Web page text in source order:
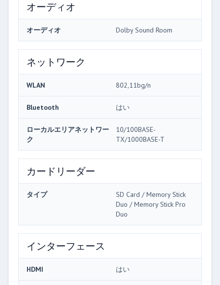
オーディオ
オーディオ Dolby Sound Room
ネットワーク
WLAN 802,11bg/n
Bluetooth はい
ローカルエリアネットワー
ク
10/100BASE-
TX/1000BASE-T
カードリーダー
タイプ
SD Card / Memory Stick
Duo / Memory Stick Pro
Duo
インターフェース
HDMI はい